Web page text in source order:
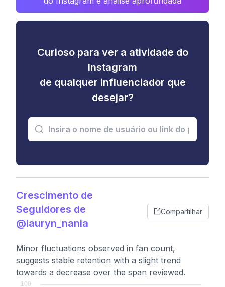
Curioso para ver a atividade do
Instagram
de qualquer influenciador que
desejar?
Crescimento de
Seguidores de
@lauryn_nania
Compartilhar
Minor fluctuations observed in fan count,
suggests stable retention with a slight trend
towards a decrease over the span reviewed.